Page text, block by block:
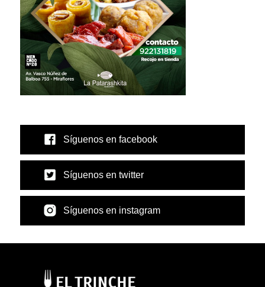
Síguenos en facebook
Síguenos en twitter
Síguenos en instagram